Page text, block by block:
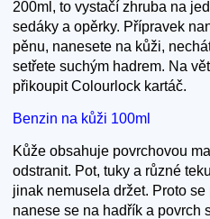
200ml, to vystačí zhruba na
sedáky a opěrky. Přípravek
pěnu, nanesete na kůži,
setřete suchým hadrem. Na
přikoupit Colourlock kartáč.
Benzin na kůži 100ml
Kůže obsahuje povrchovou
odstranit. Pot, tuky a různé
jinak nemusela držet. Proto
nanese se na hadřík a povrch